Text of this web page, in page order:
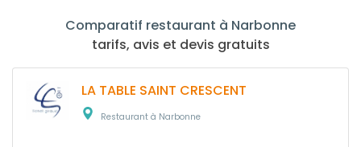
Comparatif restaurant à Narbonne
tarifs, avis et devis gratuits
LA TABLE SAINT CRESCENT
Restaurant à Narbonne